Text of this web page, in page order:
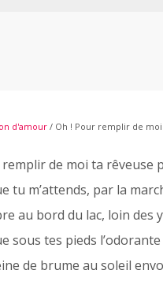
d'amour / Oh ! Pour remplir de
de moi ta rêveuse
tu m’attends, par la
au bord du lac, loin des
sous tes pieds l’odorante
de brume au soleil